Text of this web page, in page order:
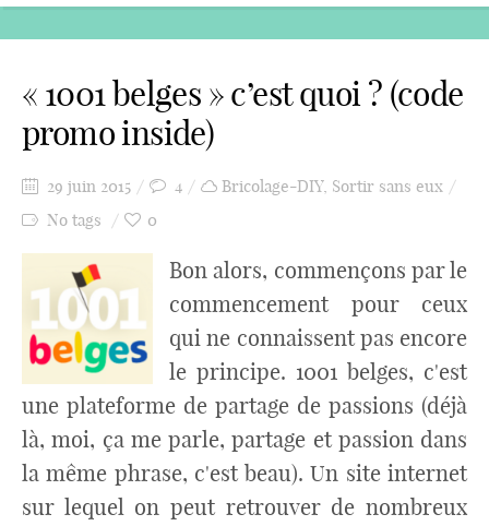
« 1001 belges » c’est quoi ? (code
promo inside)
29 juin 2015 4 Bricolage-DIY, Sortir sans eux
No tags
0
Bon alors, commençons par le
commencement pour ceux
qui ne connaissent pas encore
le principe. 1001 belges, c'est
une plateforme de partage de passions (déjà
là, moi, ça me parle, partage et passion dans
la même phrase, c'est beau). Un site internet
sur lequel on peut retrouver de nombreux